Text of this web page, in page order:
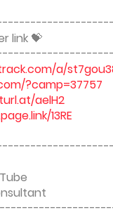
link 💝
a/
?camp=37757
aelH2
13RE